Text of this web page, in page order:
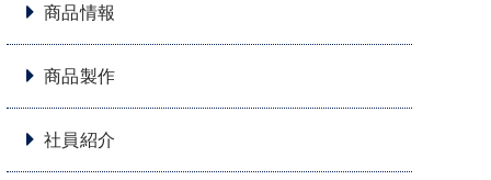
商品情報
商品製作
社員紹介